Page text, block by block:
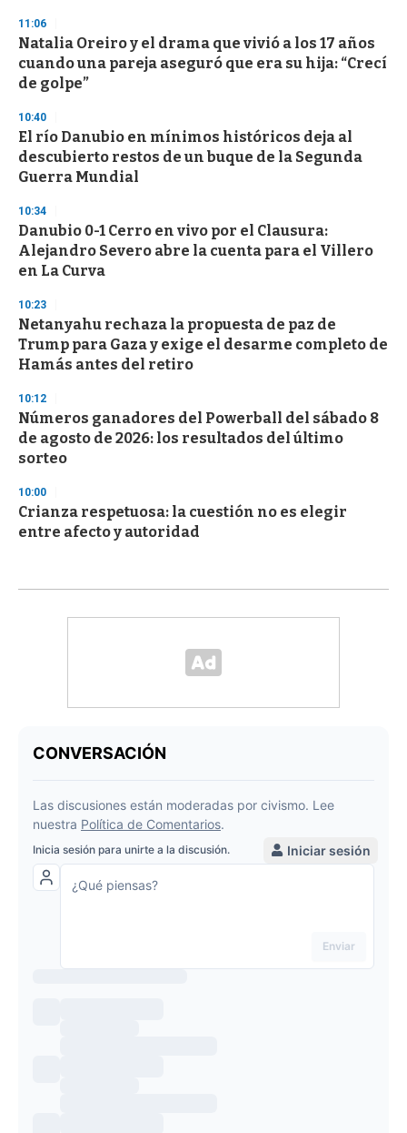
11:06
Natalia Oreiro y el drama que vivió a los 17 años
cuando una pareja aseguró que era su hija: “Crecí
de golpe”
10:40
El río Danubio en mínimos históricos deja al
descubierto restos de un buque de la Segunda
Guerra Mundial
10:34
Danubio 0-1 Cerro en vivo por el Clausura:
Alejandro Severo abre la cuenta para el Villero
en La Curva
10:23
Netanyahu rechaza la propuesta de paz de
Trump para Gaza y exige el desarme completo de
Hamás antes del retiro
10:12
Números ganadores del Powerball del sábado 8
de agosto de 2026: los resultados del último
sorteo
10:00
Crianza respetuosa: la cuestión no es elegir
entre afecto y autoridad